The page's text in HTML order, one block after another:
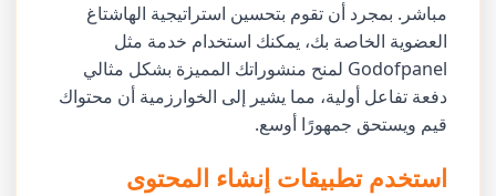
مباشر. بمجرد أن تقوم بتحسين استراتيجية الهاشتاغ
العضوية الخاصة بك، يمكنك استخدام خدمة مثل
Godofpanel لمنح منشوراتك المميزة بشكل مثالي
دفعة تفاعل أولية، مما يشير إلى الخوارزمية أن محتواك
قيم ويستحق جمهورًا أوسع.
استخدم تطبيقات إنشاء المحتوى